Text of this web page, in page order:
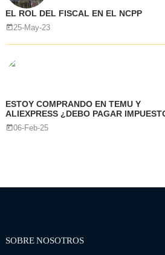
EL ROL DEL FISCAL EN EL NCPP
25-May-23
ESTOY COMPRANDO EN TEMU Y
ALIEXPRESS ¿DEBO PAGAR
06-Feb-25
SOBRE NOSOTROS